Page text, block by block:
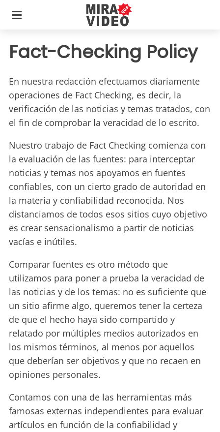
Fact-Checking Policy
En nuestra redacción efectuamos diariamente
operaciones de Fact Checking, es decir, la
verificación de las noticias y temas tratados, con
el fin de comprobar la veracidad de lo escrito.
Nuestro trabajo de Fact Checking comienza con
la evaluación de las fuentes: para interceptar
noticias y temas nos apoyamos en fuentes
confiables, con un cierto grado de autoridad en
la materia y confiabilidad reconocida. Nos
distanciamos de todos esos sitios cuyo objetivo
es crear sensacionalismo a partir de noticias
vacías e inútiles.
Comparar fuentes es otro método que
utilizamos para poner a prueba la veracidad de
las noticias y de los temas: no es suficiente que
un sitio afirme algo, queremos tener la certeza
de que el hecho haya sido compartido y
relatado por múltiples medios autorizados en
los mismos términos, al menos por aquellos
que deberían ser objetivos y que no recaen en
opiniones personales.
Contamos con una de las herramientas más
famosas externas independientes para evaluar
artículos en función de la confiabilidad y